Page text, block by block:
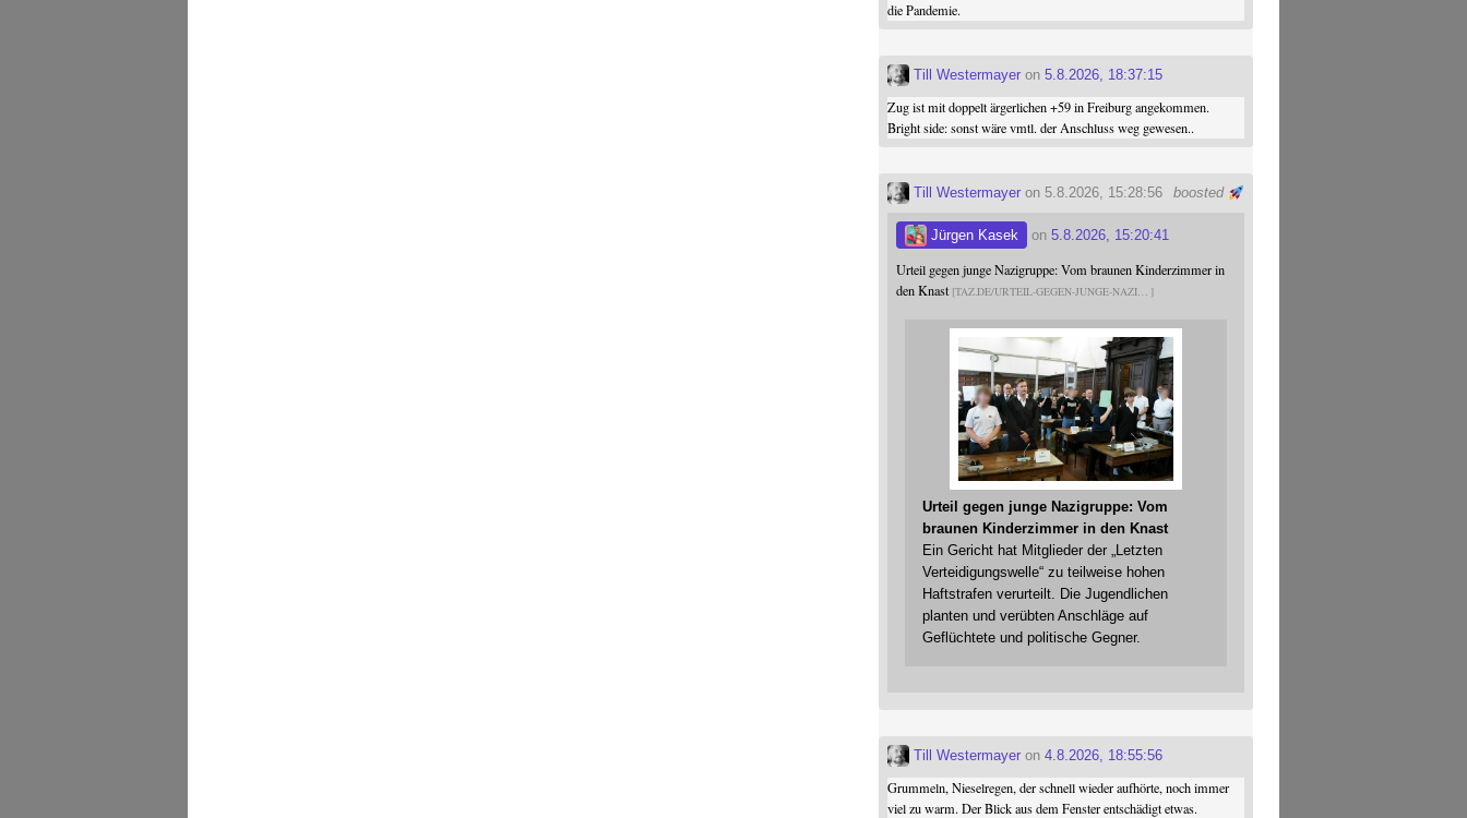
die Pandemie.
Till Westermayer on5.8.2026, 18:37:15
Zug ist mit doppelt ärgerlichen +59 in Freiburg angekommen.
Bright side: sonst wäre vmtl. der Anschluss weg gewesen..
boosted
Till Westermayer on 5.8.2026, 15:28:56
Jürgen Kasek on5.8.2026, 15:20:41
Urteil gegen junge Nazigruppe: Vom braunen Kinderzimmer in
den Knast TAZ.DE/URTEIL-GEGEN-JUNGE-NAZI
Urteil gegen junge Nazigruppe: Vom
braunen Kinderzimmer in den Knast
Ein Gericht hat Mitglieder der „Letzten
Verteidigungswelle“ zu teilweise hohen
Haftstrafen verurteilt. Die Jugendlichen
planten und verübten Anschläge auf
Geflüchtete und politische Gegner.
Till Westermayer on4.8.2026, 18:55:56
Grummeln, Nieselregen, der schnell wieder aufhörte, noch immer
viel zu warm. Der Blick aus dem Fenster entschädigt etwas.